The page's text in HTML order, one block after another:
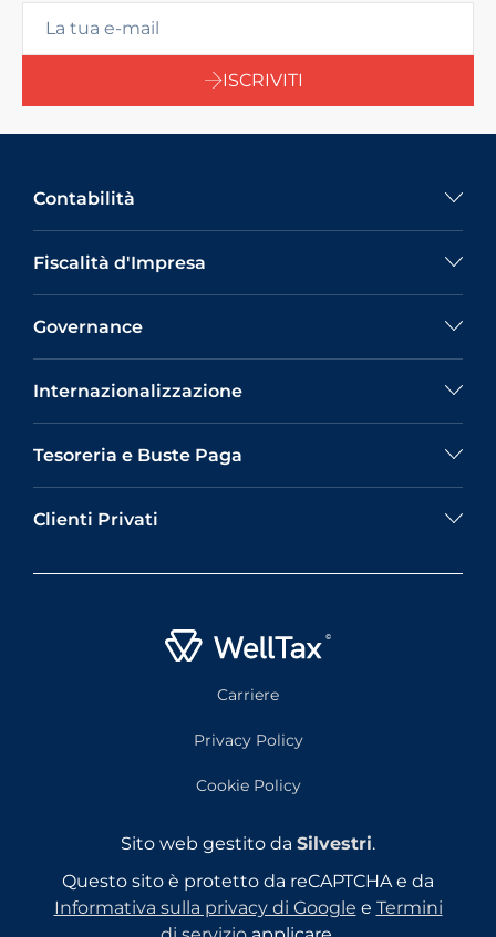
ISCRIVITI
Contabilità
Fiscalità d'Impresa
Governance
Internazionalizzazione
Tesoreria e Buste Paga
Clienti Privati
Carriere
Privacy Policy
Cookie Policy
Sito web gestito da Silvestri.
Questo sito è protetto da reCAPTCHA e da
Informativa sulla privacy di Google e Termini